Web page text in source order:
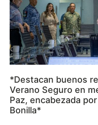
*Destacan buenos
Verano Seguro en
Paz, encabezada
Bonilla*